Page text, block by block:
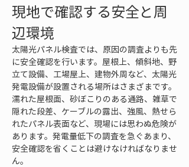
現地で確認する安全と周
辺環境
太陽光パネル検査では、原因の調査よりも先
に安全確認を行います。屋根上、傾斜地、野
立て設備、工場屋上、建物外周など、太陽光
発電設備が設置される場所はさまざまです。
濡れた屋根面、砂ぼこりのある通路、雑草で
隠れた段差、ケーブルの露出、強風、熱せら
れたパネル表面など、現場には思わぬ危険が
あります。発電量低下の調査を急ぐあまり、
安全確認を省くことは避けなければなりませ
ん。